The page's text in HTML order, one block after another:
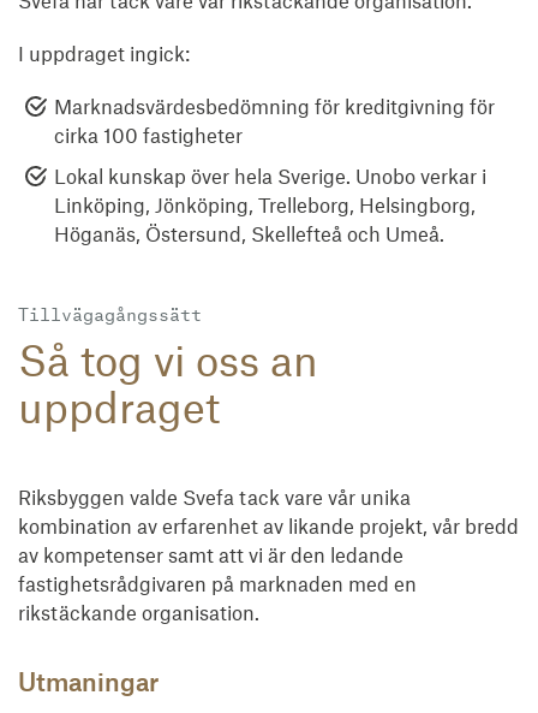
I uppdraget ingick:
Marknadsvärdesbedömning för kreditgivning för
cirka 100 fastigheter
Lokal kunskap över hela Sverige. Unobo verkar i
Linköping, Jönköping, Trelleborg, Helsingborg,
Höganäs, Östersund, Skellefteå och Umeå.
Tillvägagångssätt
Så tog vi oss an
uppdraget
Riksbyggen valde Svefa tack vare vår unika
kombination av erfarenhet av likande projekt, vår bredd
av kompetenser samt att vi är den ledande
fastighetsrådgivaren på marknaden med en
rikstäckande organisation.
Utmaningar